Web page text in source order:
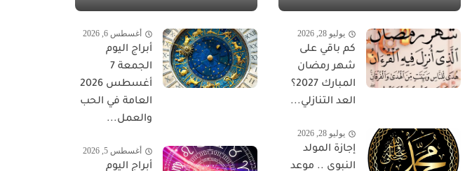
يوليو 28, 2026
كم باقي على
شهر رمضان
المبارك 2027؟
العد التنازلي...
يوليو 28, 2026
إجازة المولد
النبوي .. موعد
أغسطس 6, 2026
أبراج اليوم
الجمعة 7
أغسطس 2026
العامة في الحب
والعمل...
أغسطس 5, 2026
أبراج اليوم